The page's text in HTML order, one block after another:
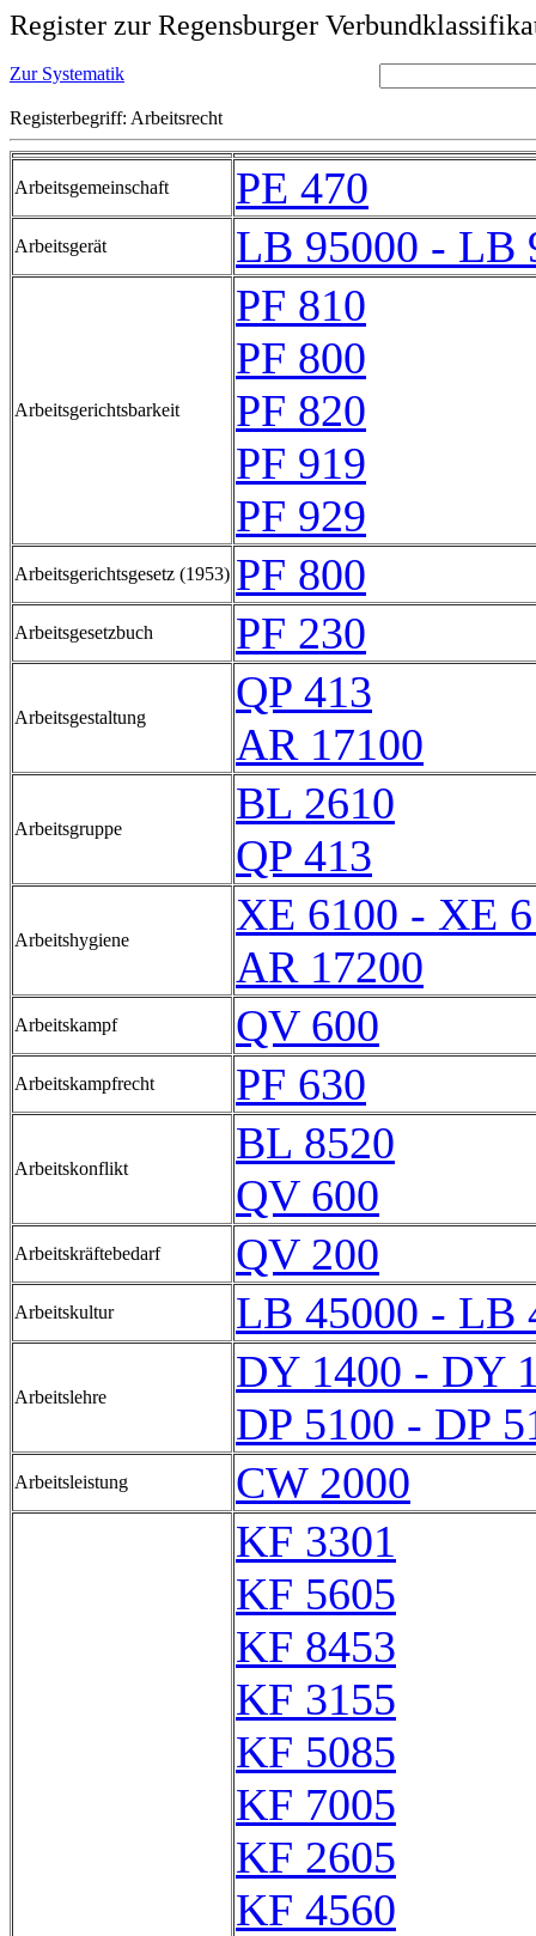
Register zur Regensburger
Zur Systematik
Registerbegriff: Arbeitsrecht
Arbeitsgemeinschaft PE 470
Arbeitsgerät LB 95000 - LB
Arbeitsgerichtsbarkeit
PF 810
PF 800
PF 820
PF 919
PF 929
Arbeitsgerichtsgesetz (1953) PF 800
Arbeitsgesetzbuch PF 230
Arbeitsgestaltung
QP 413
AR 17100
Arbeitsgruppe
BL 2610
QP 413
Arbeitshygiene
XE 6100 - XE
AR 17200
Arbeitskampf QV 600
Arbeitskampfrecht PF 630
Arbeitskonflikt
BL 8520
QV 600
Arbeitskräftebedarf QV 200
Arbeitskultur LB 45000 - LB
Arbeitslehre
DY 1400 - DY
DP 5100 - DP
Arbeitsleistung CW 2000
KF 3301
KF 5605
KF 8453
KF 3155
KF 5085
KF 7005
KF 2605
KF 4560